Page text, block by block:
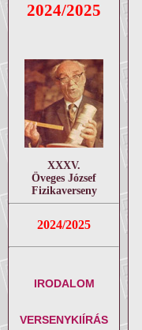
2024/2025
XXXV.
Öveges József
Fizikaverseny
2024/2025
IRODALOM
VERSENYKIÍRÁS